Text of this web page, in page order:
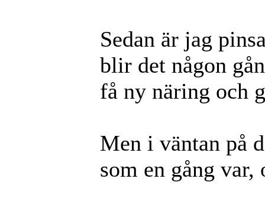
Sedan är jag
blir det någon
få ny näring och
Men i väntan på
som en gång var,